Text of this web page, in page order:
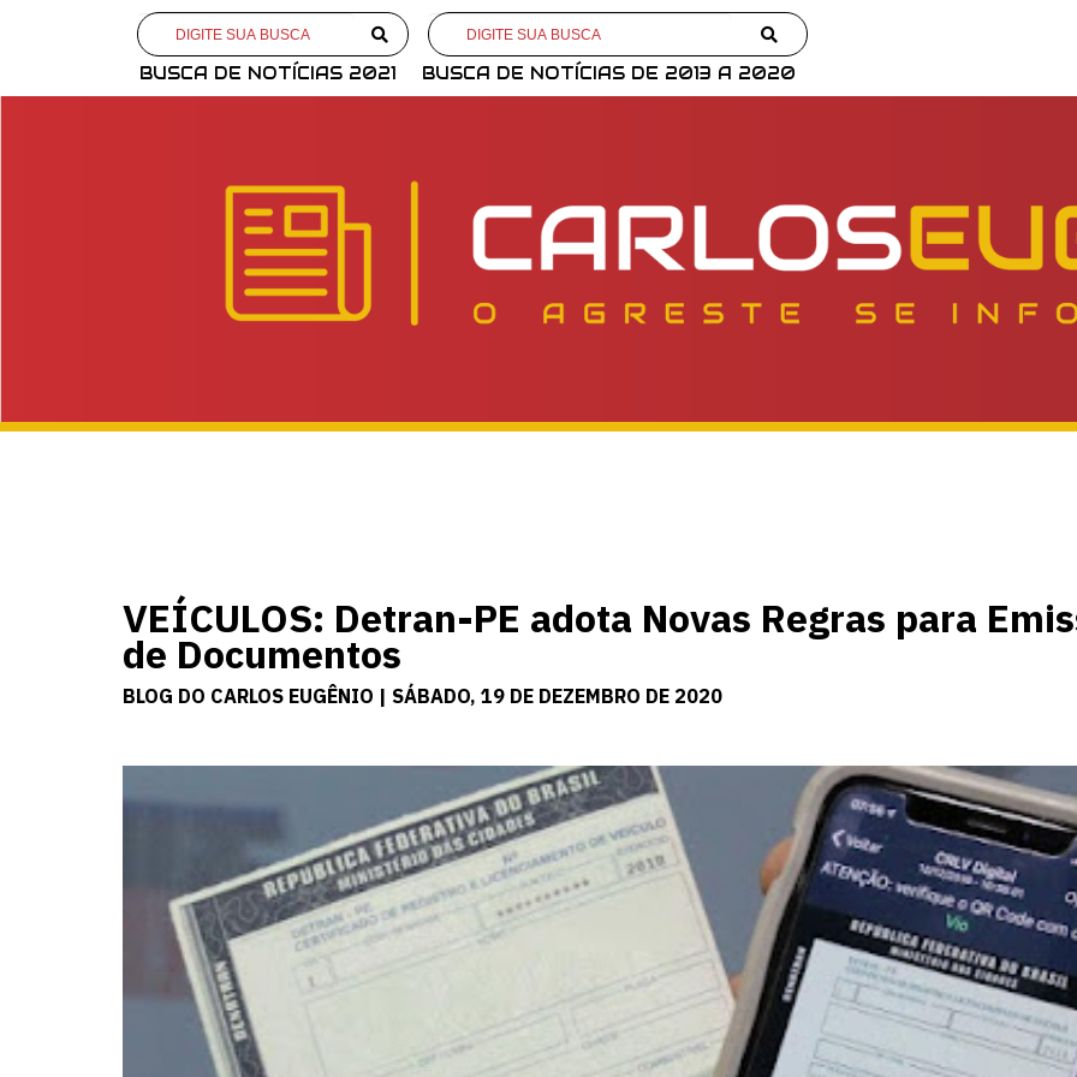
BUSCA DE NOTÍCIAS 2021 BUSCA DE NOTÍCIAS DE 2013 A 2020
VEÍCULOS: Detran-PE adota Novas Regras para
de Documentos
BLOG DO CARLOS EUGÊNIO | SÁBADO, 19 DE DEZEMBRO DE 2020